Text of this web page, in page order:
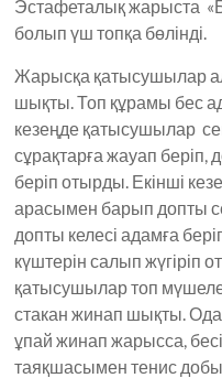
Эстафеталық жарыста
болып үш топқа бөлінді.
Жарысқа қатысушылар
шықты. Топ құрамы бес
кезеңде қатысушылар
сұрақтарға жауап беріп,
беріп отырды. Екінші
арасымен барып допты
допты келесі адамға
күштерін салып жүгіріп
қатысушылар топ
стакан жинап шықты.
ұпай жинап жарысса,
таяқшасымен тенис